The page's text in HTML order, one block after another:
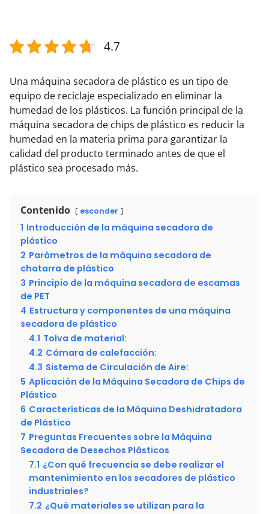
4.7
Una máquina secadora de plástico es un tipo de
equipo de reciclaje especializado en eliminar la
humedad de los plásticos. La función principal de la
máquina secadora de chips de plástico es reducir la
humedad en la materia prima para garantizar la
calidad del producto terminado antes de que el
plástico sea procesado más.
Contenido esconder
1 Introducción de la máquina secadora de
plástico
2 Parámetros de la máquina secadora de
chatarra de plástico
3 Principio de la máquina secadora de escamas
de PET
4 Estructura y componentes de una máquina
secadora de plástico
4.1 Tolva de material:
4.2 Cámara de calefacción:
4.3 Sistema de Circulación de Aire:
5 Aplicación de la Máquina Secadora de Chips de
Plástico
6 Características de la Máquina Deshidratadora
de Plástico
7 Preguntas Frecuentes sobre la Máquina
Secadora de Desechos Plásticos
7.1 ¿Con qué frecuencia se debe realizar el
mantenimiento en los secadores de plástico
industriales?
7.2 ¿Qué materiales se utilizan para la